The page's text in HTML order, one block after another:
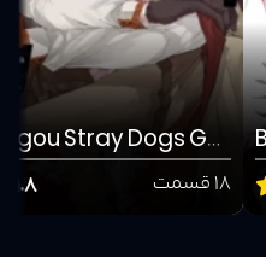
Bungou Stray Dogs Gaiden: Ayatsuji Yukito vs. Kyougoku Natsuhiko
اکشن رازآلود 18 قسمت 9.8